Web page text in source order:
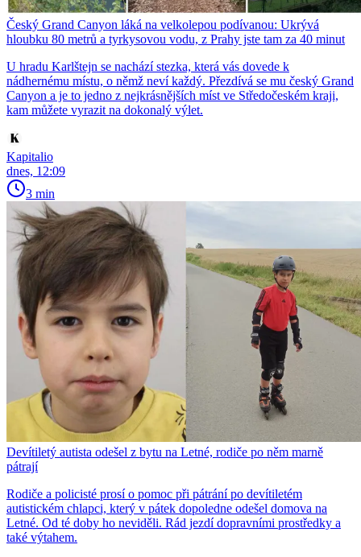
Český Grand Canyon láká na velkolepou podívanou: Ukrývá
hloubku 80 metrů a tyrkysovou vodu, z Prahy jste tam za 40 minut
U hradu Karlštejn se nachází stezka, která vás dovede k
nádhernému místu, o němž neví každý. Přezdívá se mu český Grand
Canyon a je to jedno z nejkrásnějších míst ve Středočeském kraji,
kam můžete vyrazit na dokonalý výlet.
Kapitalio
dnes, 12:09
3 min
Devítiletý autista odešel z bytu na Letné, rodiče po něm marně
pátrají
Rodiče a policisté prosí o pomoc při pátrání po devítiletém
autistickém chlapci, který v pátek dopoledne odešel domova na
Letné. Od té doby ho neviděli. Rád jezdí dopravními prostředky a
také výtahem.